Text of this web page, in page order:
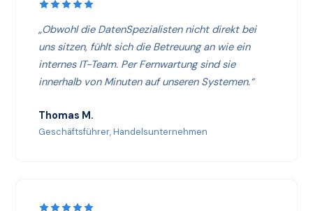
„Obwohl die DatenSpezialisten nicht direkt bei
uns sitzen, fühlt sich die Betreuung an wie ein
internes IT-Team. Per Fernwartung sind sie
innerhalb von Minuten auf unseren Systemen.“
Thomas M.
Geschäftsführer, Handelsunternehmen